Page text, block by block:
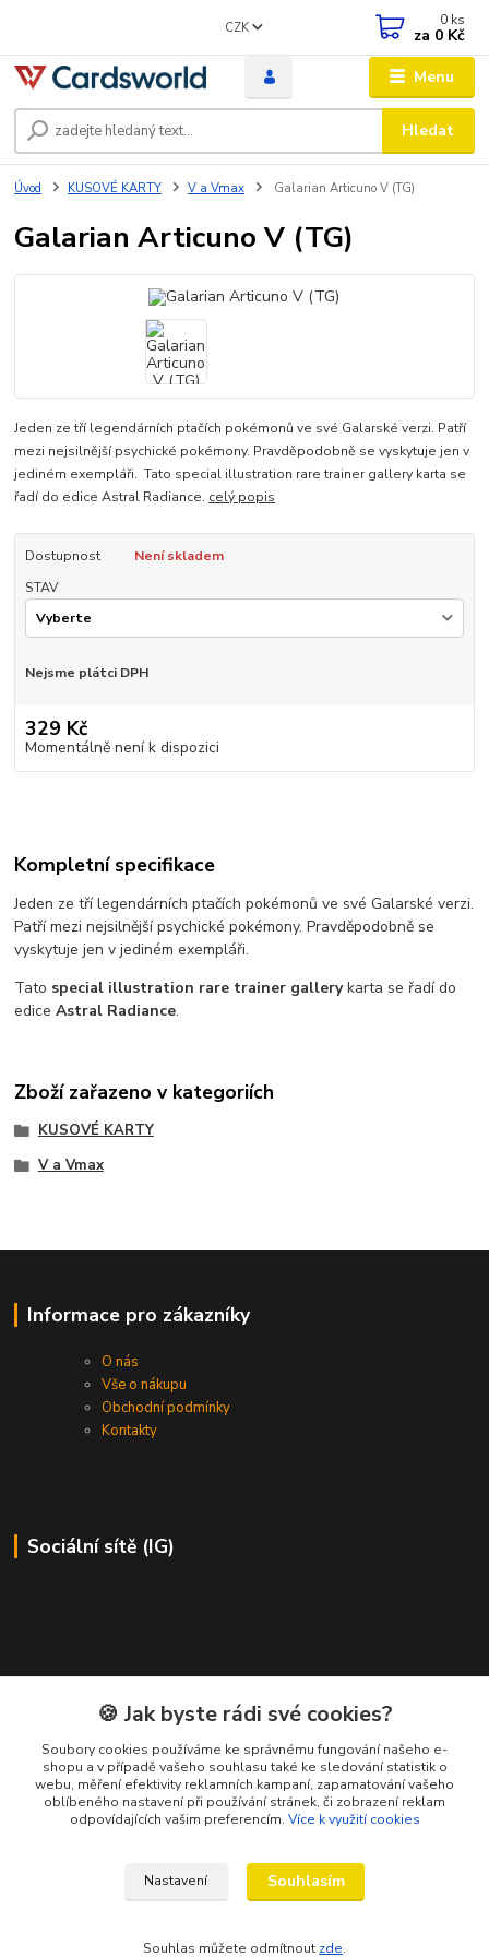
Menu
CZK
Hledat
0 ks
za 0 Kč
Úvod KUSOVÉ KARTY V a Vmax Galarian Articuno V (TG)
Galarian Articuno V (TG)
Jeden ze tří legendárních ptačích pokémonů ve své Galarské verzi. Patří
mezi nejsilnější psychické pokémony. Pravděpodobně se vyskytuje jen v
jediném exempláři. Tato special illustration rare trainer gallery karta se
řadí do edice Astral Radiance. celý popis
Dostupnost
Není skladem
STAV
Nejsme plátci DPH
329 Kč
Momentálně není k dispozici
Kompletní specifikace
Jeden ze tří legendárních ptačích pokémonů ve své Galarské verzi.
Patří mezi nejsilnější psychické pokémony. Pravděpodobně se
vyskytuje jen v jediném exempláři.
Tato special illustration rare trainer gallerykarta se řadí do
ediceAstral Radiance.
Zboží zařazeno v kategoriích
KUSOVÉ KARTY
V a Vmax
Informace pro zákazníky
O nás
Vše o nákupu
Obchodní podmínky
Kontakty
Sociální sítě (IG)
Kontakty
Petr Ježík
+420 607 583 609
(Po-Pá, 8-16 hod.)
🍪 Jak byste rádi své cookies?
Soubory cookies používáme ke správnému fungování našeho e-
shopu a v případě vašeho souhlasu také ke sledování statistik o
webu, měření efektivity reklamních kampaní, zapamatování vašeho
oblíbeného nastavení při používání stránek, či zobrazení reklam
odpovídajících vašim preferencím. Více k využití cookies
Nastavení Souhlasím
Souhlas můžete odmítnout zde.